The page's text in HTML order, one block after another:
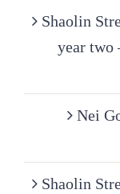
Shaolin
year two
Nei
Shaolin